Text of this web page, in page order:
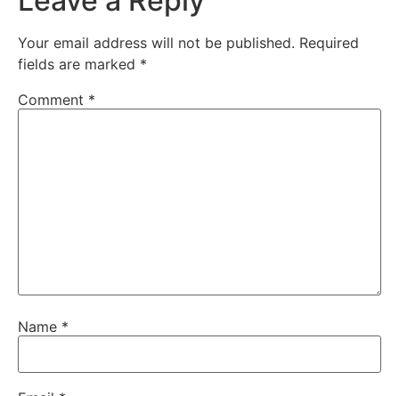
Your email address will not be published. Required
fields are marked *
Comment *
Name *